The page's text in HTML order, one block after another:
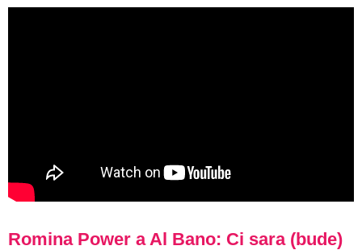
Romina Power a Al Bano: Ci sara (bude)